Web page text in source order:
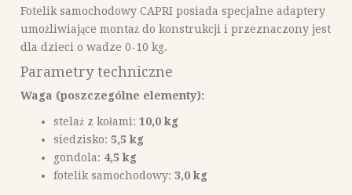
Fotelik samochodowy CAPRI posiada specjalne adaptery
umożliwiające montaż do konstrukcji i przeznaczony jest
dla dzieci o wadze 0-10 kg.
Parametry techniczne
Waga (poszczególne elementy):
stelaż z kołami: 10,0 kg
siedzisko: 5,5 kg
gondola: 4,5 kg
fotelik samochodowy: 3,0 kg